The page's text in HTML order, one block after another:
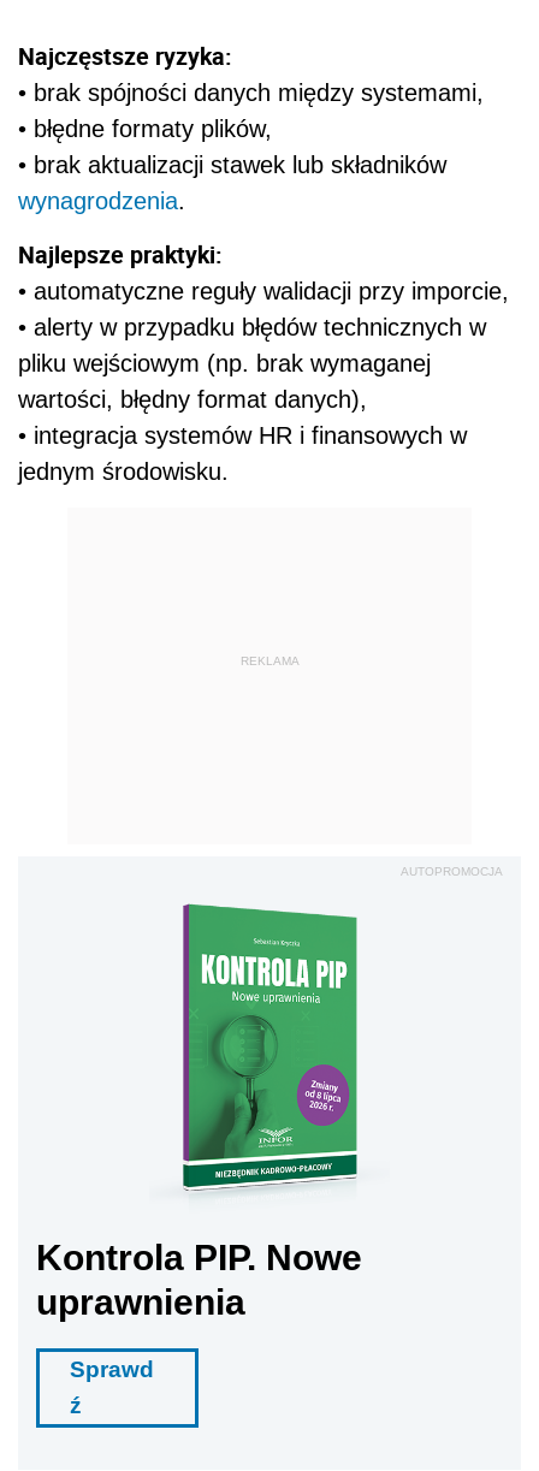
Najczęstsze ryzyka:
• brak spójności danych między systemami,
• błędne formaty plików,
• brak aktualizacji stawek lub składników
wynagrodzenia.
Najlepsze praktyki:
• automatyczne reguły walidacji przy imporcie,
• alerty w przypadku błędów technicznych w
pliku wejściowym (np. brak wymaganej
wartości, błędny format danych),
• integracja systemów HR i finansowych w
jednym środowisku.
REKLAMA
AUTOPROMOCJA
Kontrola PIP. Nowe
uprawnienia
Sprawd
ź